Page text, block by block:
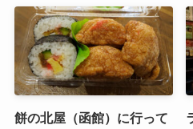
餅の北屋（函館）に行って